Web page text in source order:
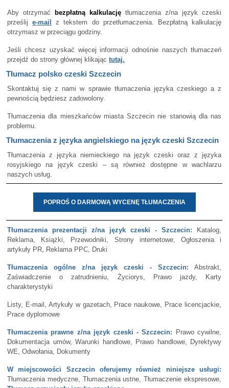
Aby otrzymać bezpłatną kalkulację tłumaczenia z/na język czeski
prześlije-mail
z tekstem do przetłumaczenia. Bezpłatną kalkulację
otrzymasz w przeciągu godziny.
Jeśli chcesz uzyskać więcej informacji odnośnie naszych tłumaczeń
przejdź do strony głównej klikając tutaj.
Tłumacz polsko czeski Szczecin
Skontaktuj się z nami w sprawie tłumaczenia języka czeskiego a z
pewnością będziesz zadowolony.
Tłumaczenia dla mieszkańców miasta Szczecin nie stanowią dla nas
problemu.
Tłumaczenia z języka angielskiego na język czeski Szczecin
Tłumaczenia z języka niemieckiego na język czeski oraz z języka
rosyjskiego na język czeski – są również dostępne w wachlarzu
naszych usług.
POPROŚ O DARMOWĄ WYCENĘ TŁUMACZENIA
Tłumaczenia prezentacji z/na język czeski - Szczecin: Katalog,
Reklama, Książki, Przewodniki, Strony internetowe, Ogłoszenia i
artykuły PR, Reklama PPC, Druki
Tłumaczenia ogólne z/na język czeski - Szczecin: Abstrakt,
Zaświadczenie o zatrudnieniu, Życiorys, Prawo jazdy, Karty
charakterystyki
Listy, E-mail, Artykuły w gazetach, Prace naukowe, Prace licencjackie,
Prace dyplomowe
Tłumaczenia prawne z/na język czeski - Szczecin: Prawo cywilne,
Dokumentacja umów, Warunki handlowe, Prawo handlowe, Dyrektywy
WE, Odwołania, Dokumenty
W miejscowości Szczecin oferujemy również niniejsze usługi:
Tłumaczenia medyczne, Tłumaczenia ustne, Tłumaczenie ekspresowe,